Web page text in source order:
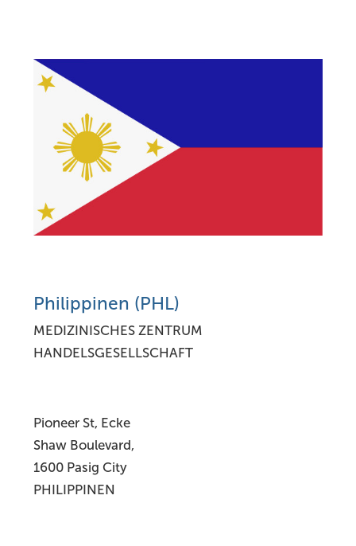
Philippinen (PHL)
MEDIZINISCHES ZENTRUM
HANDELSGESELLSCHAFT
Pioneer St, Ecke
Shaw Boulevard,
1600 Pasig City
PHILIPPINEN